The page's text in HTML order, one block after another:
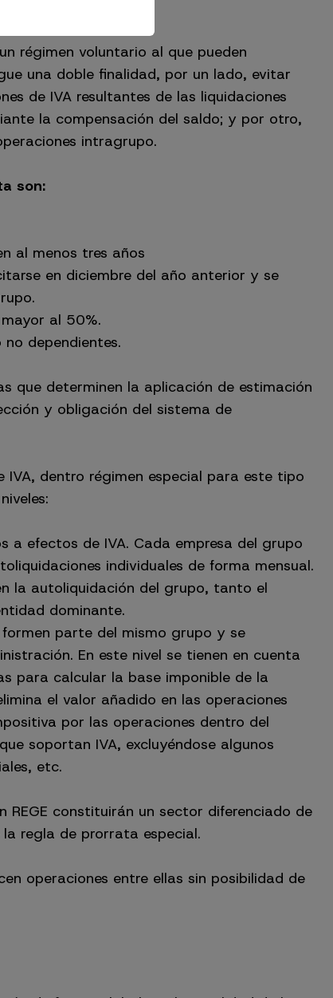
régimen voluntario al que pueden
una doble finalidad, por un lado, evitar
de IVA resultantes de las liquidaciones
la compensación del saldo; y por otro,
intragrupo.
son:
al menos tres años
en diciembre del año anterior y se
al 50%.
dependientes.
que determinen la aplicación de estimación
y obligación del sistema de
dentro régimen especial para este tipo
a efectos de IVA. Cada empresa del grupo
individuales de forma mensual.
la autoliquidación del grupo, tanto el
dominante.
parte del mismo grupo y se
En este nivel se tienen en cuenta
para calcular la base imponible de la
el valor añadido en las operaciones
por las operaciones dentro del
soportan IVA, excluyéndose algunos
etc.
REGE constituirán un sector diferenciado de
regla de prorrata especial.
operaciones entre ellas sin posibilidad de